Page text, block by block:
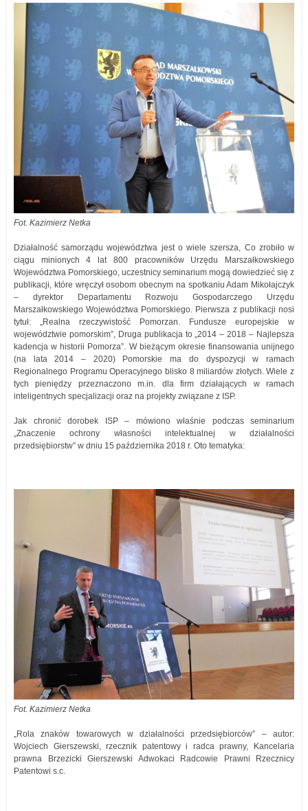
Fot. Kazimierz Netka
Działalność samorządu województwa jest o wiele szersza, Co zrobiło w
ciągu minionych 4 lat 800 pracowników Urzędu Marszałkowskiego
Województwa Pomorskiego, uczestnicy seminarium mogą dowiedzieć się z
publikacji, które wręczył osobom obecnym na spotkaniu Adam Mikołajczyk
– dyrektor Departamentu Rozwoju Gospodarczego Urzędu
Marszałkowskiego Województwa Pomorskiego. Pierwsza z publikacji nosi
tytuł: „Realna rzeczywistość Pomorzan. Fundusze europejskie w
województwie pomorskim”, Druga publikacja to „2014 – 2018 – Najlepsza
kadencja w historii Pomorza”. W bieżącym okresie finansowania unijnego
(na lata 2014 – 2020) Pomorskie ma do dyspozycji w ramach
Regionalnego Programu Operacyjnego blisko 8 miliardów złotych. Wiele z
tych pieniędzy przeznaczono m.in. dla firm działających w ramach
inteligentnych specjalizacji oraz na projekty związane z ISP.
Jak chronić dorobek ISP – mówiono właśnie podczas seminarium
„Znaczenie ochrony własności intelektualnej w działalności
przedsiębiorstw” w dniu 15 października 2018 r. Oto tematyka:
Fot. Kazimierz Netka
„Rola znaków towarowych w działalności przedsiębiorców” – autor:
Wojciech Gierszewski, rzecznik patentowy i radca prawny, Kancelaria
prawna Brzezicki Gierszewski Adwokaci Radcowie Prawni Rzecznicy
Patentowi s.c.